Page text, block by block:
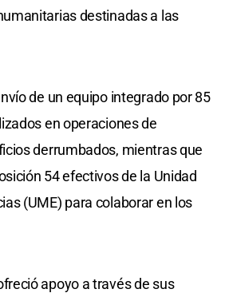
destinadas a las
de un equipo integrado por 85
en operaciones de
derrumbados, mientras que
54 efectivos de la Unidad
(UME) para colaborar en los
apoyo a través de sus